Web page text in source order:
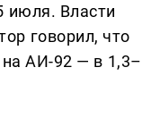
июля. Власти
говорил, что
АИ-92 — в 1,3–